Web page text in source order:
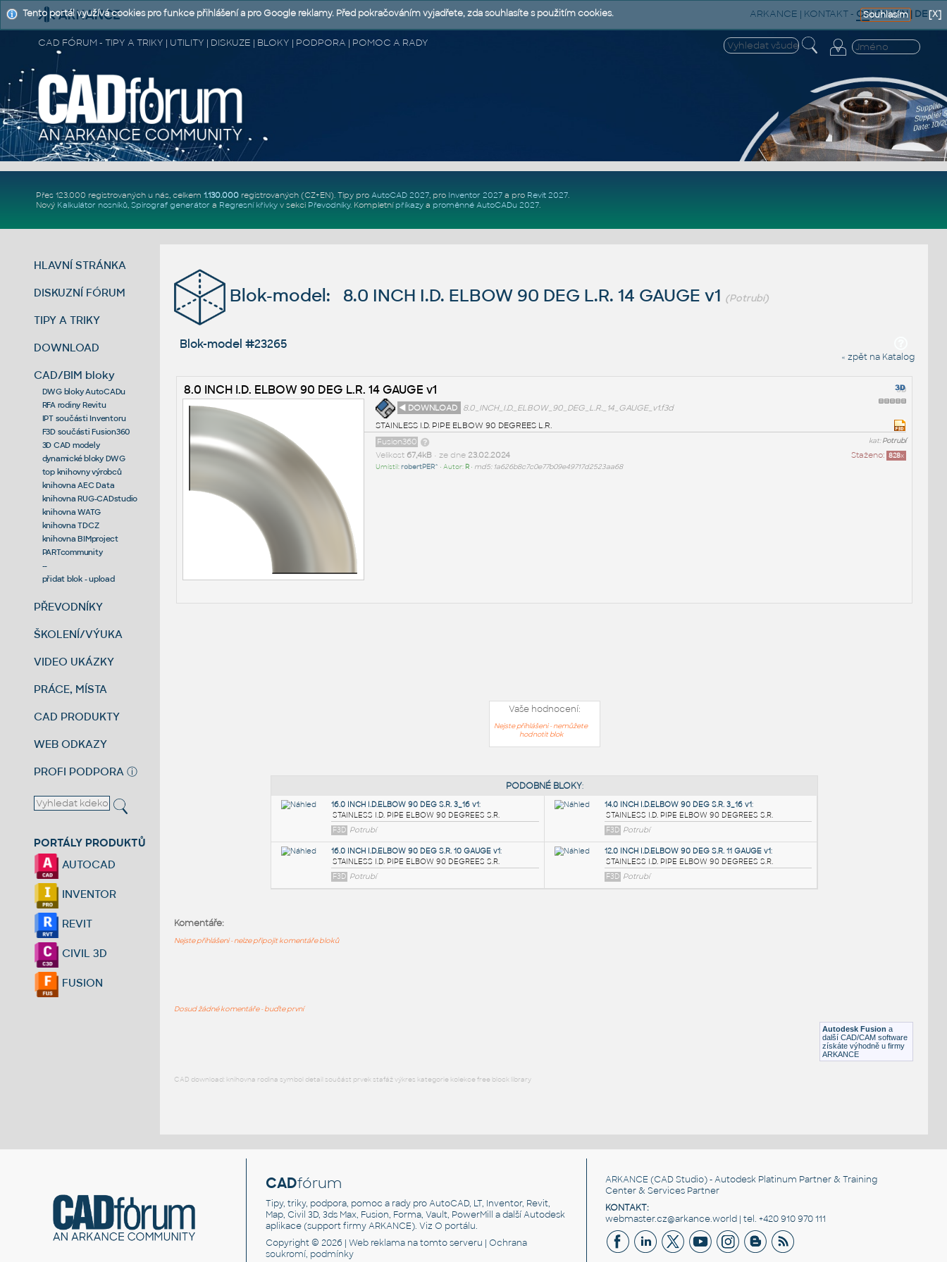
ARKANCE | KONTAKT- CZ|SK|EN| DE
CAD FÓRUM - TIPY A TRIKY | UTILITY | DISKUZE | BLOKY | PODPORA | POMOC A RADY
Přes 123.000 registrovaných u nás, celkem 1.130.000registrovaných (CZ+EN). Tipy pro AutoCAD 2027, pro Inventor 2027a pro Revit 2027.
Nový Kalkulátor nosníků, Spirograf generátor a Regresní křivkyv sekci Převodníky. Kompletní příkazya proměnné AutoCADu 2027.
HLAVNÍ STRÁNKA
DISKUZNÍ FÓRUM
TIPY A TRIKY
DOWNLOAD
CAD/BIM bloky
DWG bloky AutoCADu
RFA rodiny Revitu
IPT součásti Inventoru
F3D součásti Fusion360
3D CAD modely
dynamické bloky DWG
top knihovny výrobců
knihovna AEC Data
knihovna RUG-CADstudio
knihovna WATG
knihovna TDCZ
knihovna BIMproject
PARTcommunity
--
přidat blok - upload
PŘEVODNÍKY
ŠKOLENÍ/VÝUKA
VIDEO UKÁZKY
PRÁCE, MÍSTA
CAD PRODUKTY
WEB ODKAZY
PROFI PODPORA ⓘ
PORTÁLY PRODUKTŮ
AUTOCAD
INVENTOR
REVIT
CIVIL 3D
FUSION
Blok-model: 8.0 INCH I.D. ELBOW 90 DEG L.R. 14 GAUGE v1 (Potrubí)
Blok-model #23265
« zpět na Katalog
8.0 INCH I.D. ELBOW 90 DEG L.R. 14 GAUGE v1
◄ DOWNLOAD
8.0_INCH_I.D._ELBOW_90_DEG_L.R._14_GAUGE_v1.f3d
STAINLESS I.D. PIPE ELBOW 90 DEGREES L.R.
kat:Potrubí
Fusion360
Staženo: 828x
Velikost 67,4kB• ze dne 23.02.2024
Umístil:robertPER^ • Autor: R• md5: 1a626b8c7c0e77b09e49717d2523aa68
Vaše hodnocení:
Nejste přihlášeni - nemůžete
hodnotit blok
Autodesk Fusion a
další CAD/CAM software
získáte výhodně u firmy
ARKANCE
Komentáře:
Nejste přihlášeni - nelze připojit komentáře bloků
Dosud žádné komentáře - buďte první
CAD download: knihovna rodina symbol detail součást prvek stafáž výkres kategorie kolekce free block library
CADfórum
Tipy, triky, podpora, pomoc a rady pro AutoCAD, LT, Inventor, Revit,
Map, Civil 3D, 3ds Max, Fusion, Forma, Vault, PowerMill a další Autodesk
aplikace (support firmy ARKANCE). VizO portálu.
Copyright © 2026 |Web reklama na tomto serveru |Ochrana
soukromí, podmínky
ARKANCE (CAD Studio) - Autodesk Platinum Partner & Training
Center & Services Partner
KONTAKT:
webmaster.cz@arkance.world | tel. +420 910 970 111
[X]
Souhlasím
Tento portál využívá cookies pro funkce přihlášení a pro Google reklamy. Před pokračováním vyjadřete, zda souhlasíte s použitím cookies.